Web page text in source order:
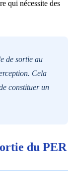
qui nécessite des
de sortie au
Cela
constituer un
du PER